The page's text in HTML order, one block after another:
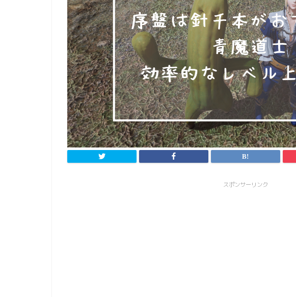
スポンサーリンク